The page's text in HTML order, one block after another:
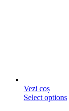
Vezi coș
Select options